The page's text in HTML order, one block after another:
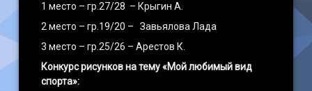
1 место – гр.27/28 – Крыгин А.
2 место – гр.19/20 – Завьялова Лада
3 место – гр.25/26 – Арестов К.
Конкурс рисунков на тему «Мой любимый вид
спорта»: